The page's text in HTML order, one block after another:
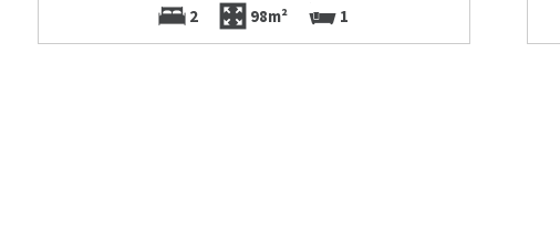
2 98m² 1